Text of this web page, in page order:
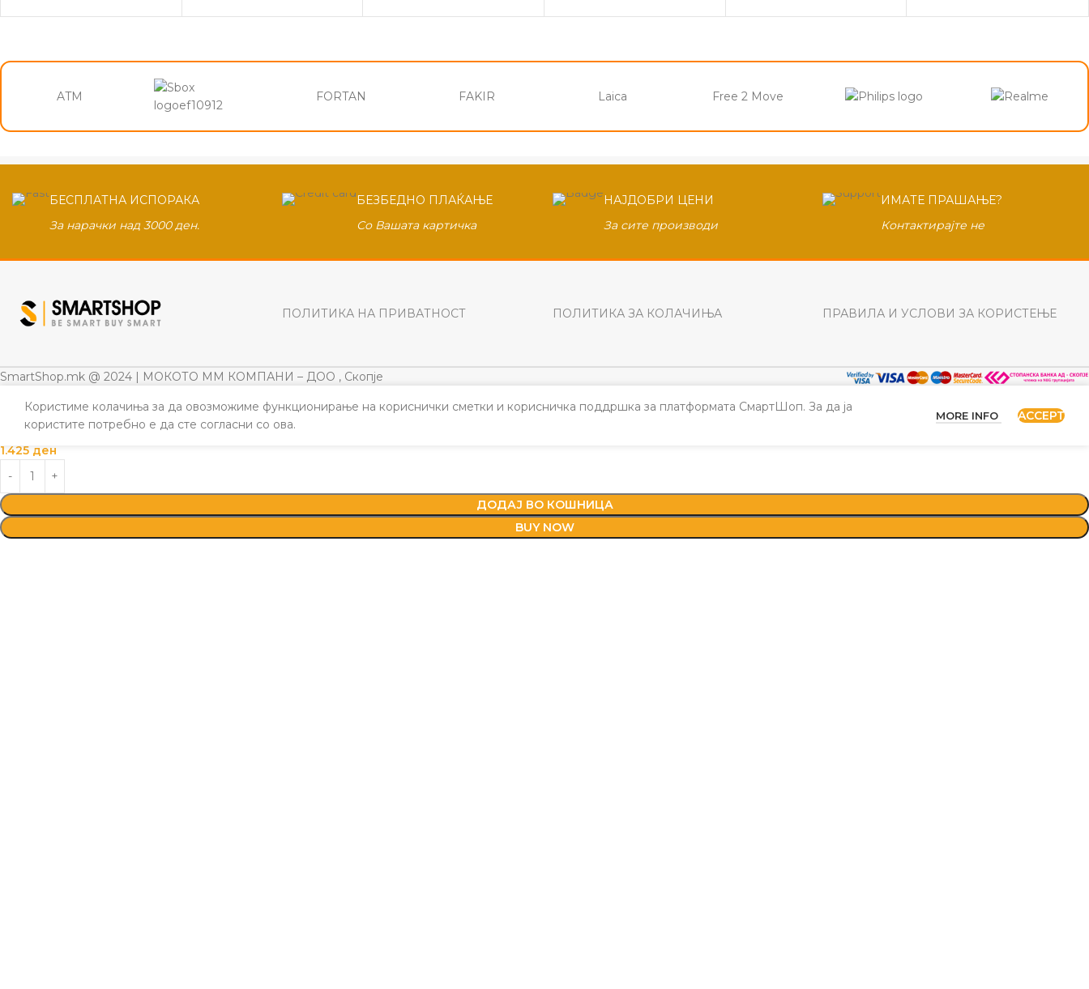
ATM FORTAN FAKIR Laica Free 2 Move
БЕСПЛАТНА ИСПОРАКА
За нарачки над 3000 ден.
БЕЗБЕДНО ПЛАЌАЊЕ
Со Вашата картичка
НАЈДОБРИ ЦЕНИ
За сите производи
ИМАТЕ ПРАШАЊЕ?
Контактирајте не
ПОЛИТИКА НА ПРИВАТНОСТ ПОЛИТИКА ЗА КОЛАЧИЊА ПРАВИЛА И УСЛОВИ ЗА КОРИСТЕЊЕ
SmartShop.mk @ 2024 | МОКОТО ММ КОМПАНИ – ДОО , Скопје
Користиме колачиња за да овозможиме функционирање на кориснички сметки и корисничка поддршка за платформата СмартШоп. За да ја
користите потребно е да сте согласни со ова.
MORE INFO ACCEPT
NUTRIPET’S KYNOCAT NO.777 (15KG)
1.425 ден
ДОДАЈ ВО КОШНИЦА
BUY NOW